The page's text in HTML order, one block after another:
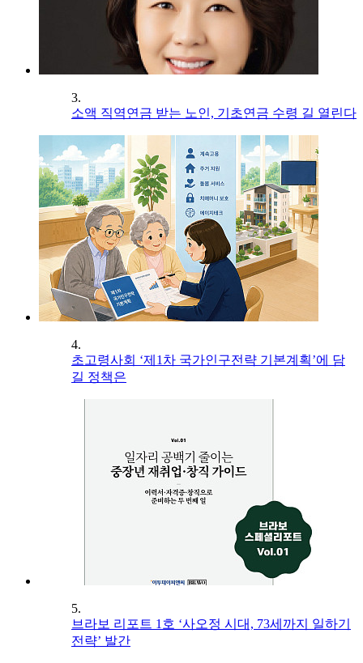
3.
소액 직역연금 받는 노인, 기초연금 수령 길 열린다
4.
초고령사회 ‘제1차 국가인구전략 기본계획’에 담
길 정책은
5.
브라보 리포트 1호 ‘사오정 시대, 73세까지 일하기
전략’ 발간